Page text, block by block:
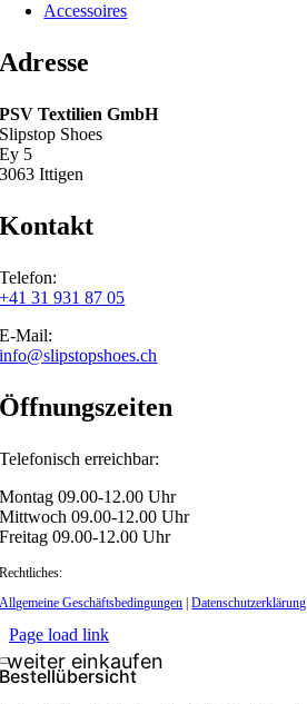
Accessoires
Adresse
PSV Textilien GmbH
Slipstop Shoes
Ey 5
3063 Ittigen
Kontakt
Telefon:
+41 31 931 87 05
E-Mail:
info@slipstopshoes.ch
Öffnungszeiten
Telefonisch erreichbar:
Montag 09.00-12.00 Uhr
Mittwoch 09.00-12.00 Uhr
Freitag 09.00-12.00 Uhr
Rechtliches:
Allgemeine Geschäftsbedingungen |Datenschutzerklärung
Page load link
Bestellübersicht